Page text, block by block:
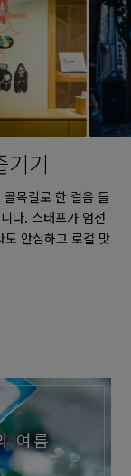
기
목길로 한 걸음 들
다. 스태프가 엄선
안심하고 로컬 맛
여름